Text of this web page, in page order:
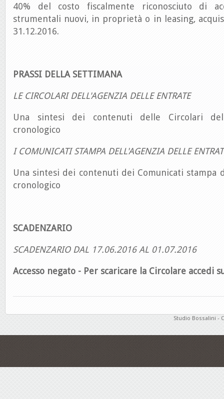
40% del costo fiscalmente riconosciuto di
strumentali nuovi, in proprietà o in leasing,
31.12.2016.
PRASSI DELLA SETTIMANA
LE CIRCOLARI DELL'AGENZIA DELLE ENTRATE
Una sintesi dei contenuti delle Circolari
cronologico
I COMUNICATI STAMPA DELL'AGENZIA DELLE
Una sintesi dei contenuti dei Comunicati stampa
cronologico
SCADENZARIO
SCADENZARIO DAL 17.06.2016 AL 01.07.2016
Accesso negato - Per scaricare la Circolare accedi
Studio Bossalini -